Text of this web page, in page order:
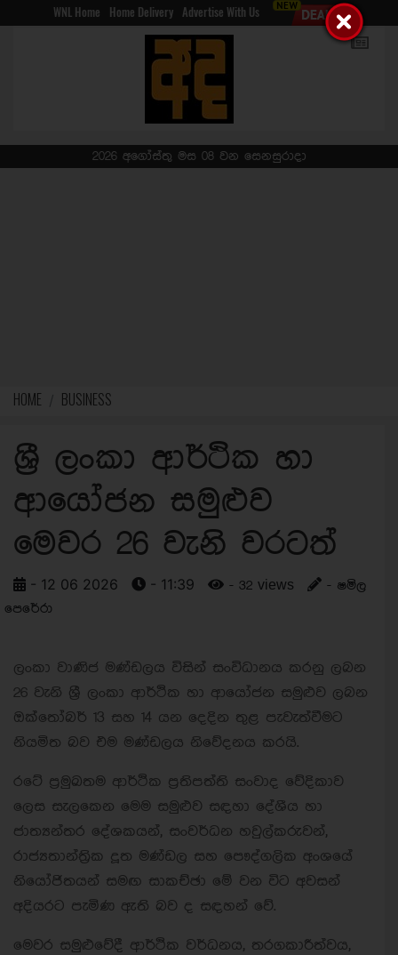
WNL Home Home Delivery Advertise With Us
2026 අගෝස්තු මස 08 වන සෙනසුරාදා
HOME BUSINESS
ශ්‍රී ලංකා ආර්ථික හා
ආයෝජන සමුළුව
මෙවර 26 වැනි වරටත්
- 12 06 2026 - 11:39 - 32 views
- ෂමිල
පෙරේරා
ලංකා වාණිජ මණ්ඩලය විසින් සංවිධානය කරනු ලබන
26 වැනි ශ්‍රී ලංකා ආර්ථික හා ආයෝජන සමුළුව ලබන
ඔක්තෝබර් 13 සහ 14 යන දෙදින තුළ පැවැත්වීමට
නියමිත බව එම මණ්ඩලය නිවේදනය කරයි.
රටේ ප්‍රමුඛතම ආර්ථික ප්‍රතිපත්ති සංවාද වේදිකාව
ලෙස සැලකෙන මෙම සමුළුව සඳහා දේශීය හා
ජාත්‍යන්තර දේශකයන්, සංවර්ධන හවුල්කරුවන්,
රාජ්‍යතාන්ත්‍රික දූත මණ්ඩල සහ පෞද්ගලික අංශයේ
නියෝජිතයන් සමඟ සාකච්ඡා මේ වන විට අවසන්
අදියරට පැමිණ ඇති බව ද සඳහන් වේ.
මෙවර සමුළුවේදී ආර්ථික වර්ධනය, තරගකාරීත්වය,